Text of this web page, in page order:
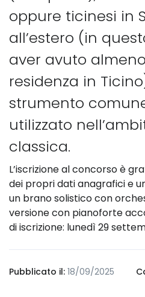
oppure ticinesi in
all’estero (in
aver avuto
residenza in
strumento
utilizzato
classica.
L’iscrizione al concorso è
dei propri dati anagrafici e
un brano solistico con
versione con pianoforte
di iscrizione: lunedì 29
Pubblicato il: 18/09/2025